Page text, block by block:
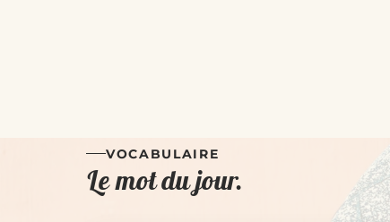
VOCABULAIRE
Le mot du jour.